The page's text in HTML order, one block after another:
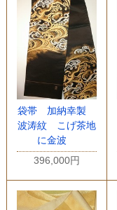
袋帯 加納幸製
波涛紋 こげ茶地
に金波
396,000円